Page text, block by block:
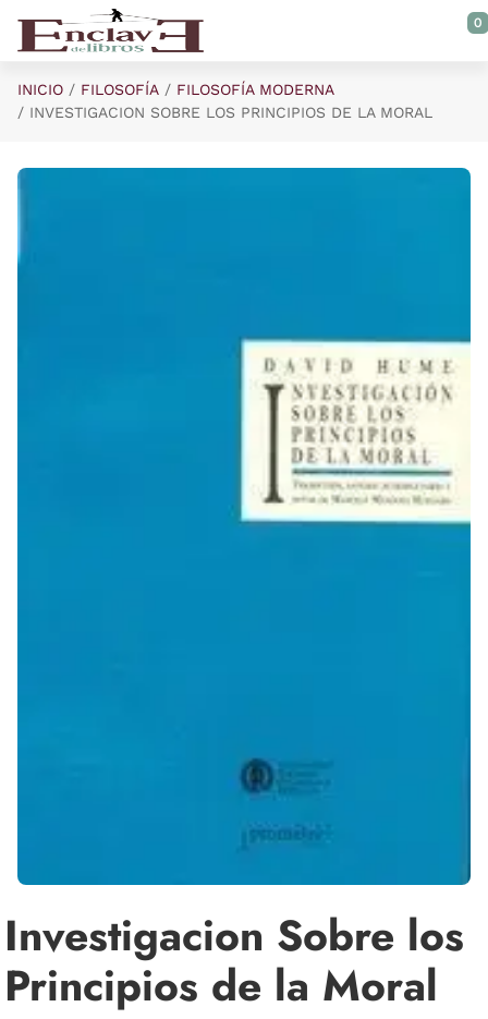
Saltar al contenido principal
0
INICIO FILOSOFÍA
FILOSOFÍA MODERNA
INVESTIGACION SOBRE LOS PRINCIPIOS DE LA MORAL
Investigacion Sobre los
Principios de la Moral